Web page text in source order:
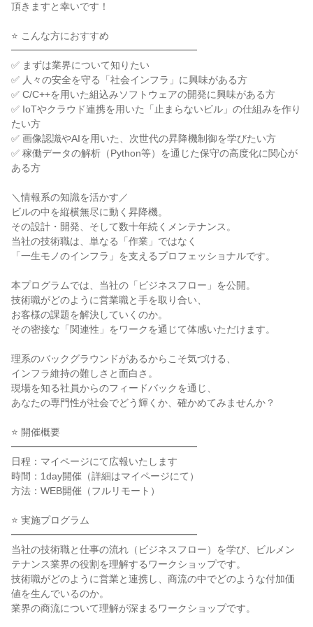
頂きますと幸いです！
⭐ こんな方におすすめ
━━━━━━━━━━━━━━━━━━━
✅ まずは業界について知りたい
✅ 人々の安全を守る「社会インフラ」に興味がある方
✅ C/C++を用いた組込みソフトウェアの開発に興味がある方
✅ IoTやクラウド連携を用いた「止まらないビル」の仕組みを作り
たい方
✅ 画像認識やAIを用いた、次世代の昇降機制御を学びたい方
✅ 稼働データの解析（Python等）を通じた保守の高度化に関心が
ある方
＼情報系の知識を活かす／
ビルの中を縦横無尽に動く昇降機。
その設計・開発、そして数十年続くメンテナンス。
当社の技術職は、単なる「作業」ではなく
「一生モノのインフラ」を支えるプロフェッショナルです。
本プログラムでは、当社の「ビジネスフロー」を公開。
技術職がどのように営業職と手を取り合い、
お客様の課題を解決していくのか。
その密接な「関連性」をワークを通じて体感いただけます。
理系のバックグラウンドがあるからこそ気づける、
インフラ維持の難しさと面白さ。
現場を知る社員からのフィードバックを通じ、
あなたの専門性が社会でどう輝くか、確かめてみませんか？
⭐ 開催概要
━━━━━━━━━━━━━━━━━━━
日程：マイページにて広報いたします
時間：1day開催（詳細はマイページにて）
方法：WEB開催（フルリモート）
⭐ 実施プログラム
━━━━━━━━━━━━━━━━━━━
当社の技術職と仕事の流れ（ビジネスフロー）を学び、ビルメン
テナンス業界の役割を理解するワークショップです。
技術職がどのように営業と連携し、商流の中でどのような付加価
値を生んでいるのか。
業界の商流について理解が深まるワークショップです。